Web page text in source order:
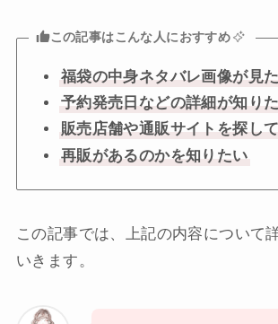
この記事はこんな人におすすめ
福袋の中身ネタバレ画像が見
予約発売日などの詳細が知り
販売店舗や通販サイトを探し
再販があるのかを知りたい
この記事では、上記の内容について
いきます。